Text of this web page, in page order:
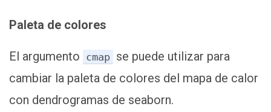
Paleta de colores
El argumento cmap se puede utilizar para
cambiar la paleta de colores del mapa de calor
con dendrogramas de seaborn.